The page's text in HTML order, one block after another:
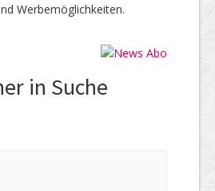
Werbemöglichkeiten.
in Suche